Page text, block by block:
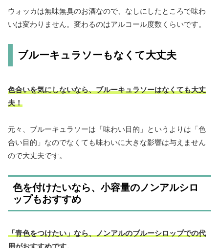
ウォッカは無味無臭のお酒なので、なしにしたところで味わ
いは変わりません。変わるのはアルコール度数くらいです。
ブルーキュラソーもなくて大丈夫
色合いを気にしないなら、ブルーキュラソーはなくても大丈
夫！
元々、ブルーキュラソーは「味わい目的」というよりは「色
合い目的」なのでなくても味わいに大きな影響は与えません
ので大丈夫です。
色を付けたいなら、小容量のノンアルシロ
ップもおすすめ
「青色をつけたい」なら、ノンアルのブルーシロップでの代